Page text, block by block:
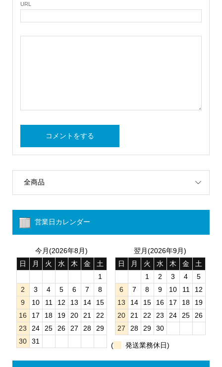
URL
全商品
営業日カレンダー
今月(2026年8月)
日
月 火 水 木 金
土
1
2
3 4 5 6 7
8
9
10 11 12 13 14
15
16
17 18 19 20 21
22
23
24 25 26 27 28
29
30
31
翌月(2026年9月)
日
月 火 水 木 金
土
1
2 3 4
5
6
7 8 9 10 11
12
13
14 15 16 17 18
19
20
21 22 23 24 25
26
27
28 29 30
( 発送業務休日)